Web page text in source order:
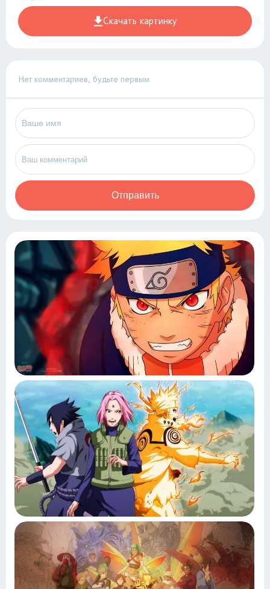
Скачать картинку
Нет комментариев, будьте первым
Отправить